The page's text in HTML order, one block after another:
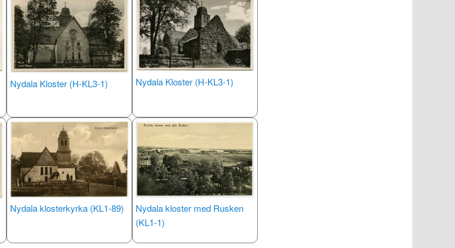
Nydala Kloster (H-KL3-1) Nydala Kloster (H-KL3-1)
Nydala klosterkyrka (KL1-89)
Nydala kloster med Rusken
(KL1-1)